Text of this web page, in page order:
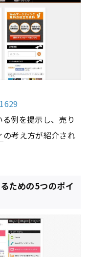
例を提示し、売り
の考え方が紹介され
ための5つのポイ